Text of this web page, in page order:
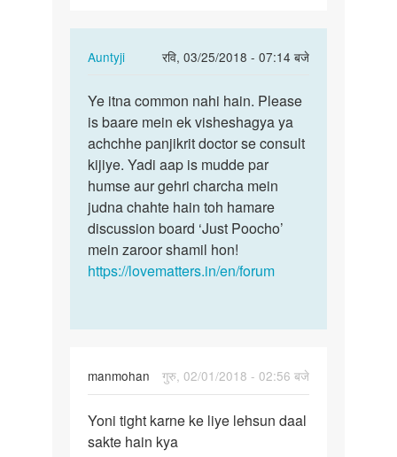
Auntyji
रवि, 03/25/2018 - 07:14 बजे
In
to
Meri
bhi
sm
problm
hein
…
by
अज्ञात
Ye
itna
common
nahi
hain…
Ye itna common nahi hain. Please
is baare mein ek visheshagya ya
achchhe panjikrit doctor se consult
kijiye. Yadi aap is mudde par
humse aur gehri charcha mein
judna chahte hain toh hamare
discussion board ‘Just Poocho’
mein zaroor shamil hon!
https://lovematters.in/en/forum
manmohan
गुरु, 02/01/2018 - 02:56 बजे
Yoni
tight
Yoni tight karne ke liye lehsun daal
sakte hain kya